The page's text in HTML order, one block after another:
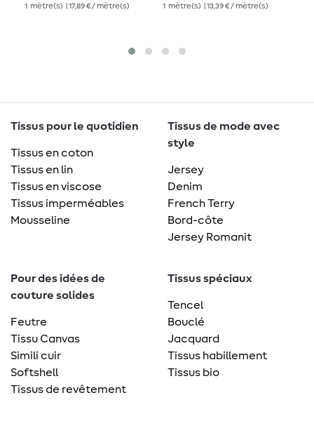
1 mètre(s) | 17,89 € / mètre(s) 1 mètre(s) | 13,39 € / mètre(s)
Tissus pour le quotidien
Tissus en coton
Tissus en lin
Tissus en viscose
Tissus imperméables
Mousseline
Tissus de mode avec
style
Jersey
Denim
French Terry
Bord-côte
Jersey Romanit
Pour des idées de
couture solides
Feutre
Tissu Canvas
Simili cuir
Softshell
Tissus de revêtement
Tissus spéciaux
Tencel
Bouclé
Jacquard
Tissus habillement
Tissus bio